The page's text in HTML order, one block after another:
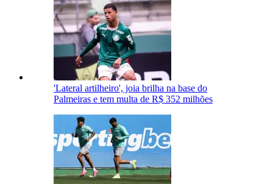
'Lateral artilheiro', joia brilha na base do
Palmeiras e tem multa de R$ 352 milhões